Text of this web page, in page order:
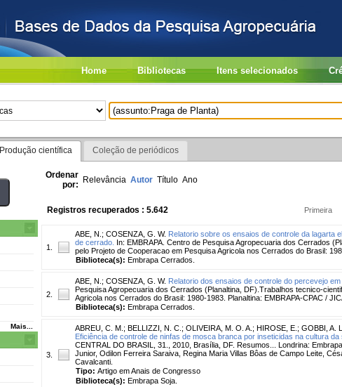
Home Bibliotecas Itens selecionados
Produção científica Coleção de periódicos
Mais...
Ordenar
por: Relevância Autor Título Ano
Registros recuperados : 5.642 Primeira
1.
ABE, N. ; COSENZA, G. W. Relatorio sobre os ensaios de controle da lagarta
de cerrado. In: EMBRAPA. Centro de Pesquisa Agropecuaria dos Cerrados
pelo Projeto de Cooperacao em Pesquisa Agricola nos Cerrados do Brasil:
Biblioteca(s): Embrapa Cerrados.
2.
ABE, N. ; COSENZA, G. W. Relatorio dos ensaios de controle do percevejo
Pesquisa Agropecuaria dos Cerrados (Planaltina, DF).Trabalhos tecnico-
Agricola nos Cerrados do Brasil: 1980-1983. Planaltina: EMBRAPA-CPAC /
Biblioteca(s): Embrapa Cerrados.
3.
ABREU, C. M. ; BELLIZZI, N. C. ; OLIVEIRA, M. O. A. ; HIROSE, E. ; GOBBI, A. L.
Eficiência de controle de ninfas de mosca branca por inseticidas na cultura da
CENTRAL DO BRASIL, 31., 2010, Brasília, DF. Resumos... Londrina:
Junior, Odilon Ferreira Saraiva, Regina Maria Villas Bôas de Campo Leite,
Cavalcanti.
Tipo: Artigo em Anais de Congresso
Biblioteca(s): Embrapa Soja.